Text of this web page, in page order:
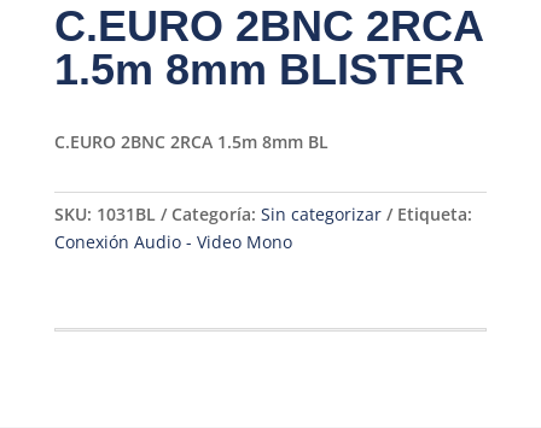
C.EURO 2BNC 2RCA
1.5m 8mm BLISTER
C.EURO 2BNC 2RCA 1.5m 8mm BL
SKU: 1031BL Categoría: Sin categorizar
Etiqueta:
Conexión Audio - Video Mono